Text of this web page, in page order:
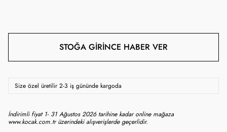
STOĞA GIRINCE HABER VER
Size özel üretilir 2-3 iş gününde kargoda
İndirimli fiyat 1- 31 Ağustos 2026 tarihine kadar online mağaza
www.kocak.com.tr üzerindeki alışverişlerde geçerlidir.